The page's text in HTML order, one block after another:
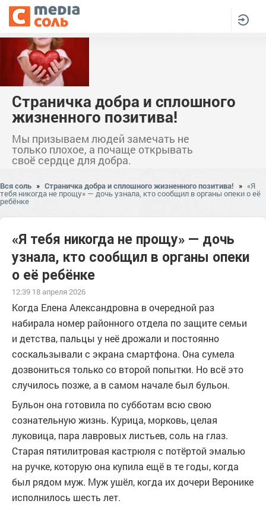
Страничка добра и сплошного
жизненного позитива!
Мы призываем людей замечать не
только плохое, а почаще открывать
своё сердце для добра.
Вся соль » Страничка добра и сплошного жизненного позитива! » «Я
тебя никогда не прощу» — дочь узнала, кто сообщил в органы опеки о её
ребёнке
«Я тебя никогда не прощу» — дочь
узнала, кто сообщил в органы опеки
о её ребёнке
12:39 18 апреля 2026
Когда Елена Александровна в очередной раз
набирала номер районного отдела по защите семьи
и детства, пальцы у неё дрожали и постоянно
соскальзывали с экрана смартфона. Она сумела
дозвониться только со второй попытки. Но всё это
случилось позже, а в самом начале был бульон.
Бульон она готовила по субботам всю свою
сознательную жизнь. Курица, морковь, целая
луковица, пара лавровых листьев, соль на глаз.
Старая пятилитровая кастрюля с потёртой эмалью
на ручке, которую она купила ещё в те годы, когда
был рядом муж. Муж ушёл, когда их дочери Веронике
исполнилось шесть лет.